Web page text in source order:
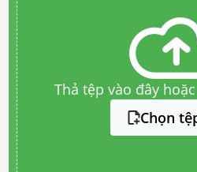
Thả tệp vào đây
Chọn